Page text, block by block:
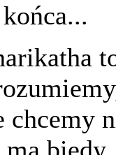
chcemy